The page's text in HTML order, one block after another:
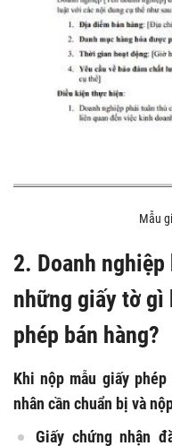
Mẫu
2. Doanh nghiệp
những giấy tờ gì
phép bán hàng?
Khi nộp mẫu giấy
nhân cần chuẩn bị và
Giấy chứng nhận